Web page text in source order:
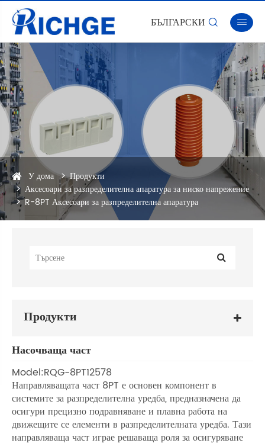
БЪЛГАРСКИ  
У дома
Продукти
Аксесоари за разпределителна апаратура за ниско напрежение
R-8PT Аксесоари за разпределителна апаратура
Продукти
Насочваща част
Model:RQG-8PT12578
Направляващата част 8PT е основен компонент в
системите за разпределителна уредба, предназначена да
осигури прецизно подравняване и плавна работа на
движещите се елементи в разпределителната уредба. Тази
направляваща част играе решаваща роля за осигуряване